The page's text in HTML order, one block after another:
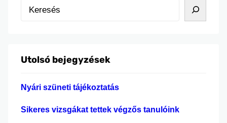
forradalom hangulatát és üzenetét. A műsorban
napok eseményei, valamint a fiatalok bátorsága,
s
Utolsó bejegyzések
Nyári szüneti tájékoztatás
Sikeres vizsgákat tettek végzős tanulóink